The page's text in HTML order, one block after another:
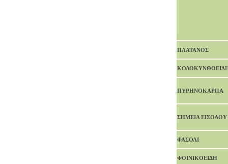
ΠΛΑΤΑΝΟΣ
ΠΥΡΗΝΟΚΑΡΠΑ
ΣΗΜΕΙΑ
ΦΑΣΟΛΙ
ΦΟΙΝΙΚΟΕΙΔΗ